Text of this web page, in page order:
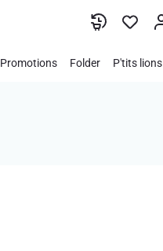
Promotions Folder P'tits lions